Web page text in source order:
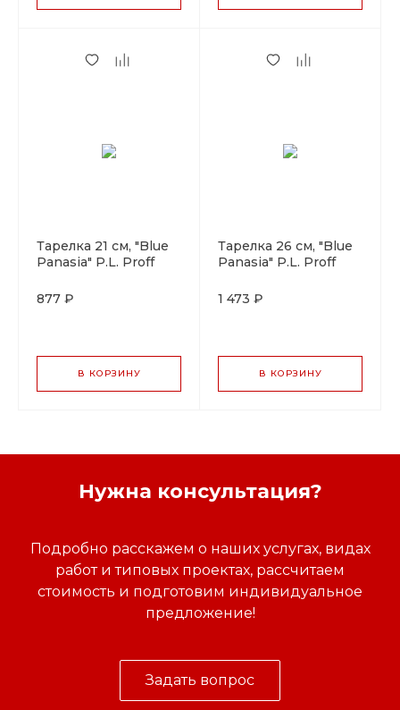
Тарелка 21 см, "Blue
Panasia" P.L. Proff
877 ₽
В КОРЗИНУ
Тарелка 26 см, "Blue
Panasia" P.L. Proff
1 473 ₽
В КОРЗИНУ
Нужна консультация?
Подробно расскажем о наших услугах, видах
работ и типовых проектах, рассчитаем
стоимость и подготовим индивидуальное
предложение!
Задать вопрос